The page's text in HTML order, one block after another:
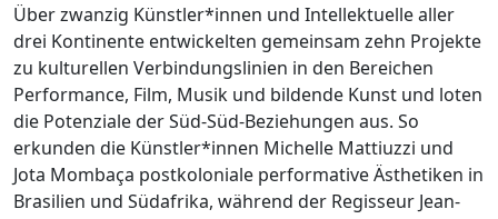
Über zwanzig Künstler*innen und Intellektuelle aller
drei Kontinente entwickelten gemeinsam zehn Projekte
zu kulturellen Verbindungslinien in den Bereichen
Performance, Film, Musik und bildende Kunst und loten
die Potenziale der Süd-Süd-Beziehungen aus. So
erkunden die Künstler*innen Michelle Mattiuzzi und
Jota Mombaça postkoloniale performative Ästhetiken in
Brasilien und Südafrika, während der Regisseur Jean-